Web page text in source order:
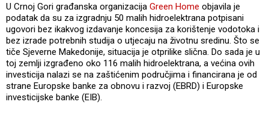
U Crnoj Gori građanska organizacija Green Home objavila je
podatak da su za izgradnju 50 malih hidroelektrana potpisani
ugovori bez ikakvog izdavanje koncesija za korištenje vodotoka i
bez izrade potrebnih studija o utjecaju na životnu sredinu. Što se
tiče Sjeverne Makedonije, situacija je otprilike slična. Do sada je u
toj zemlji izgrađeno oko 116 malih hidroelektrana, a većina ovih
investicija nalazi se na zaštićenim područjima i financirana je od
strane Europske banke za obnovu i razvoj (EBRD) i Europske
investicijske banke (EIB).